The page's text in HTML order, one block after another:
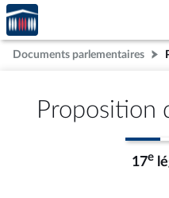
Aller au contenu
Aller en bas de la page
Accèder
à la
page
d'accueil
Documents parlementaires
Proposition
17e